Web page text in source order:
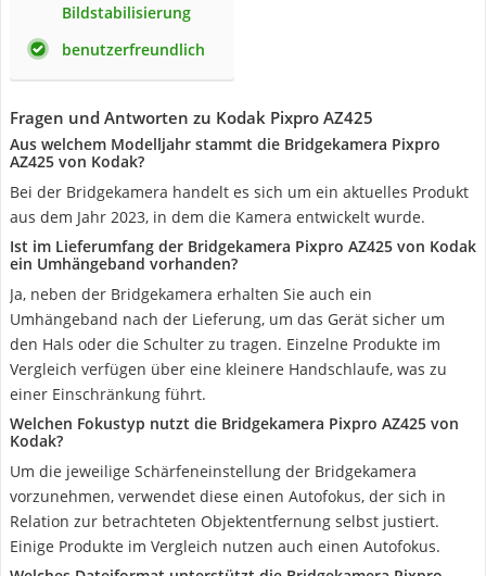
Bildstabilisierung
benutzerfreundlich
Fragen und Antworten zu Kodak Pixpro AZ425
Aus welchem Modelljahr stammt die Bridgekamera Pixpro
AZ425 von Kodak?
Bei der Bridgekamera handelt es sich um ein aktuelles Produkt
aus dem Jahr 2023, in dem die Kamera entwickelt wurde.
Ist im Lieferumfang der Bridgekamera Pixpro AZ425 von Kodak
ein Umhängeband vorhanden?
Ja, neben der Bridgekamera erhalten Sie auch ein
Umhängeband nach der Lieferung, um das Gerät sicher um
den Hals oder die Schulter zu tragen. Einzelne Produkte im
Vergleich verfügen über eine kleinere Handschlaufe, was zu
einer Einschränkung führt.
Welchen Fokustyp nutzt die Bridgekamera Pixpro AZ425 von
Kodak?
Um die jeweilige Schärfeneinstellung der Bridgekamera
vorzunehmen, verwendet diese einen Autofokus, der sich in
Relation zur betrachteten Objektentfernung selbst justiert.
Einige Produkte im Vergleich nutzen auch einen Autofokus.